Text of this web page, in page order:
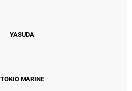
YASUDA
TOKIO MARINE